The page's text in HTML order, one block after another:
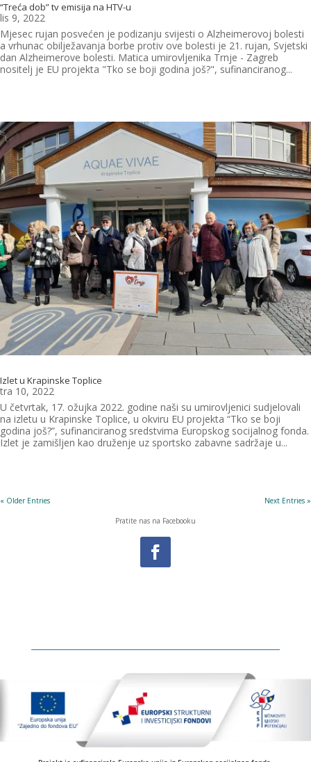
“Treća dob” tv emisija na HTV-u
lis 9, 2022
Mjesec rujan posvećen je podizanju svijesti o Alzheimerovoj bolesti
a vrhunac obilježavanja borbe protiv ove bolesti je 21. rujan, Svjetski
dan Alzheimerove bolesti. Matica umirovljenika Trnje - Zagreb
nositelj je EU projekta "Tko se boji godina još?", sufinanciranog...
Izlet u Krapinske Toplice
tra 10, 2022
U četvrtak, 17. ožujka 2022. godine naši su umirovljenici sudjelovali
na izletu u Krapinske Toplice, u okviru EU projekta “Tko se boji
godina još?”, sufinanciranog sredstvima Europskog socijalnog fonda.
Izlet je zamišljen kao druženje uz sportsko zabavne sadržaje u...
« Older Entries Next Entries »
Pratite nas na Facebooku